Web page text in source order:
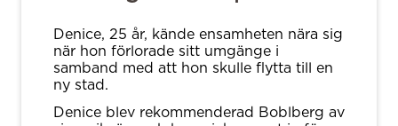
Denice, 25 år, kände ensamheten nära sig
när hon förlorade sitt umgänge i
samband med att hon skulle flytta till en
ny stad.
Denice blev rekommenderad Boblberg av